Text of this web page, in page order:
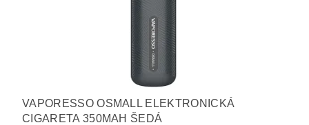
VAPORESSO OSMALL ELEKTRONICKÁ
CIGARETA 350MAH ŠEDÁ